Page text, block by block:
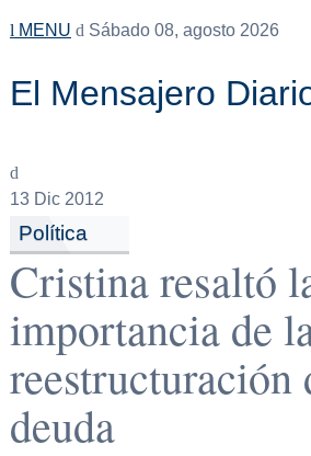
MENU Sábado 08, agosto 2026
El Mensajero
13Dic 2012
Política
Cristina resaltó
importancia de
reestructuración
deuda